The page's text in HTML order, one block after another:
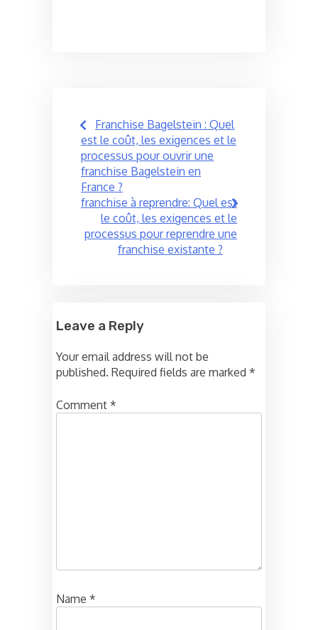
Post
navigation
Franchise Bagelstein : Quel
est le coût, les exigences et le
processus pour ouvrir une
franchise Bagelstein en
France ?
franchise à reprendre: Quel est
le coût, les exigences et le
processus pour reprendre une
franchise existante ?
Leave a Reply
Your email address will not be
published. Required fields are marked *
Comment *
Name *